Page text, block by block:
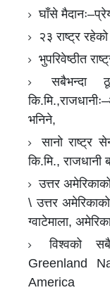
घाँसे
२३ राष्ट्र
भुपरिवेष्ठीत
सबैभन्दा
भनिने,
सानो राष्ट्र
कि.मि., राजधानी
उत्तर
\ उत्तर
ग्वाटेमाला,
विश्वको
Greenland
America